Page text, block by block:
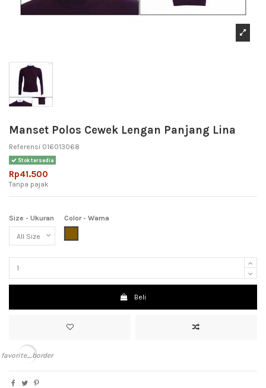
Manset Polos Cewek Lengan Panjang Lina
Referensi 016013068
Stok tersedia
Rp41.500
Tanpa pajak
Size - Ukuran
Color - Warna
Beli
favorite_border